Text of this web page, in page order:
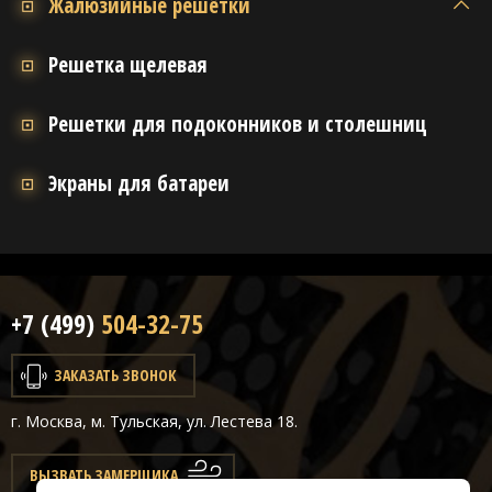
Жалюзийные решётки
Решетка щелевая
Решетки для подоконников и столешниц
Экраны для батареи
+7 (499) 504-32-75
ЗАКАЗАТЬ ЗВОНОК
г. Москва, м. Тульская, ул. Лестева 18.
ВЫЗВАТЬ ЗАМЕРЩИКА